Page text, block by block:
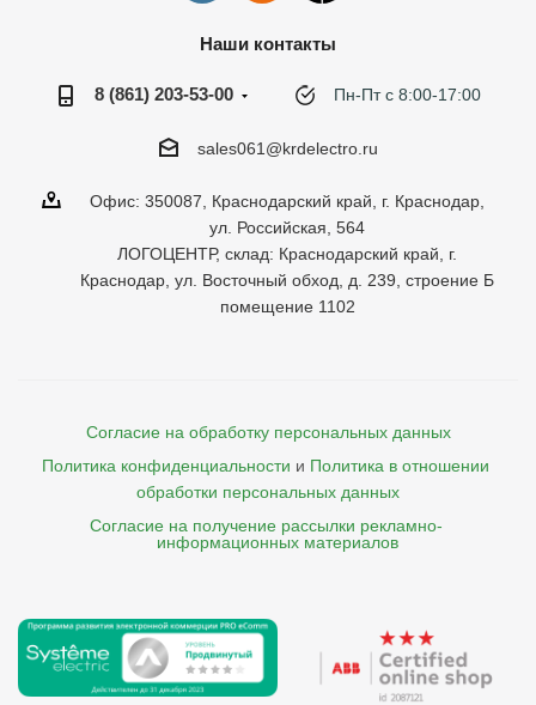
Наши контакты
8 (861) 203-53-00 Пн-Пт с 8:00-17:00
sales061@krdelectro.ru
Офис: 350087, Краснодарский край, г. Краснодар,
ул. Российская, 564
ЛОГОЦЕНТР, склад: Краснодарский край, г.
Краснодар, ул. Восточный обход, д. 239, строение Б
помещение 1102
Согласие на обработку персональных данных
Политика конфиденциальности и Политика в отношении
обработки персональных данных
Согласие на получение рассылки рекламно-
    информационных материалов